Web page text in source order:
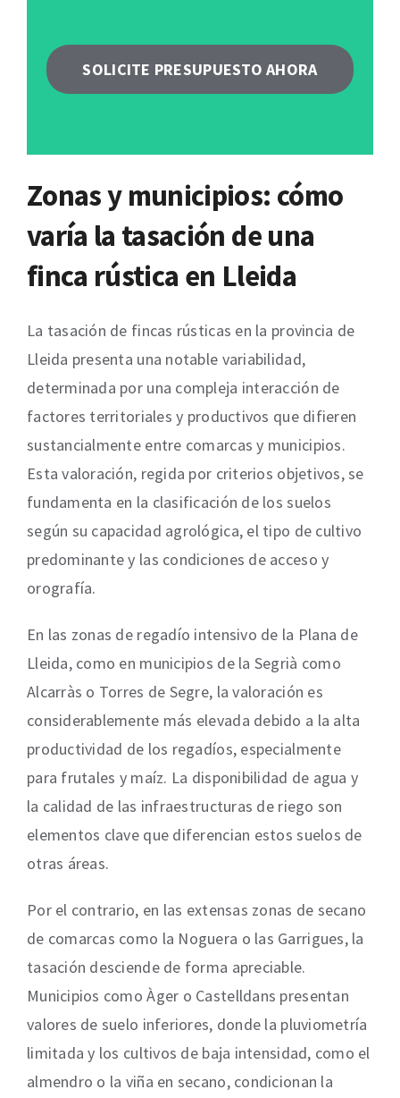
SOLICITE PRESUPUESTO AHORA
Zonas y municipios: cómo
varía la tasación de una
finca rústica en Lleida
La tasación de fincas rústicas en la provincia de
Lleida presenta una notable variabilidad,
determinada por una compleja interacción de
factores territoriales y productivos que difieren
sustancialmente entre comarcas y municipios.
Esta valoración, regida por criterios objetivos, se
fundamenta en la clasificación de los suelos
según su capacidad agrológica, el tipo de cultivo
predominante y las condiciones de acceso y
orografía.
En las zonas de regadío intensivo de la Plana de
Lleida, como en municipios de la Segrià como
Alcarràs o Torres de Segre, la valoración es
considerablemente más elevada debido a la alta
productividad de los regadíos, especialmente
para frutales y maíz. La disponibilidad de agua y
la calidad de las infraestructuras de riego son
elementos clave que diferencian estos suelos de
otras áreas.
Por el contrario, en las extensas zonas de secano
de comarcas como la Noguera o las Garrigues, la
tasación desciende de forma apreciable.
Municipios como Àger o Castelldans presentan
valores de suelo inferiores, donde la pluviometría
limitada y los cultivos de baja intensidad, como el
almendro o la viña en secano, condicionan la